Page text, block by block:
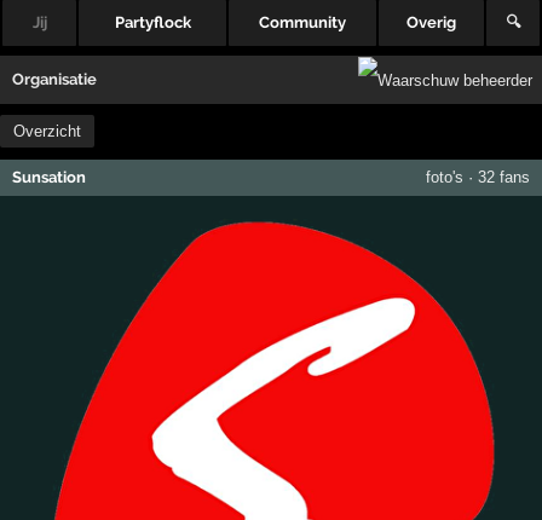
Jij Partyflock Community Overig 🔍
Organisatie
Overzicht
Sunsation foto's · 32 fans